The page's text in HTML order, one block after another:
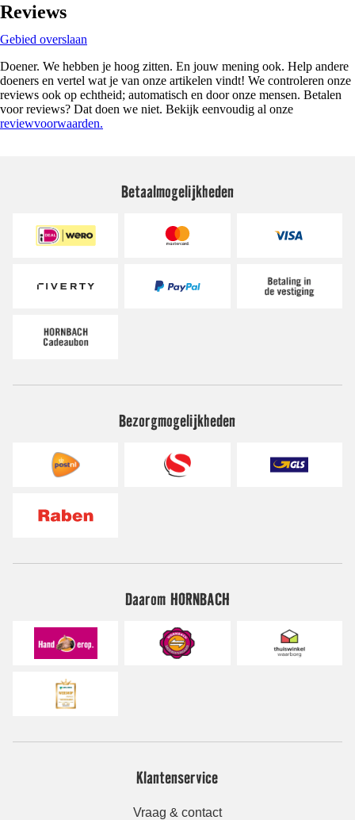
Reviews
Gebied overslaan
Doener. We hebben je hoog zitten. En jouw mening ook. Help andere
doeners en vertel wat je van onze artikelen vindt! We controleren onze
reviews ook op echtheid; automatisch en door onze mensen. Betalen
voor reviews? Dat doen we niet. Bekijk eenvoudig al onze
reviewvoorwaarden.
Betaalmogelijkheden
Bezorgmogelijkheden
Daarom HORNBACH
Klantenservice
Vraag & contact